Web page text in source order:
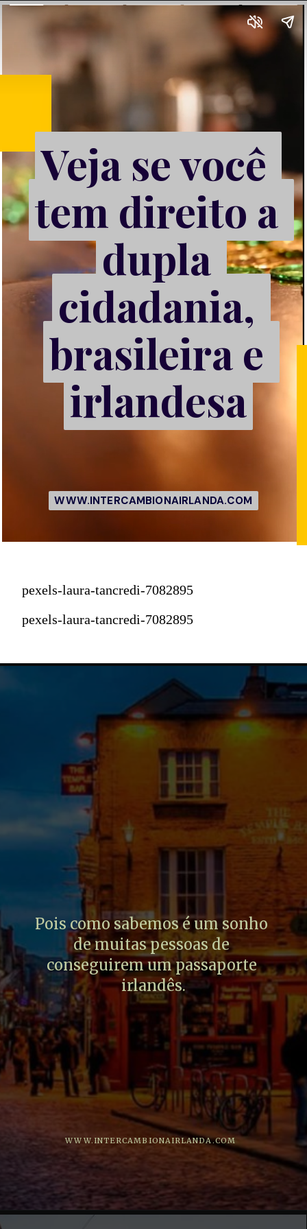
Veja se você
tem direito a
dupla
cidadania,
brasileira e
irlandesa
Veja se você
tem direito a
dupla
cidadania,
brasileira e
irlandesa
WWW.INTERCAMBIONAIRLANDA.COM
WWW.INTERCAMBIONAIRLANDA.COM
pexels-laura-tancredi-7082895
pexels-laura-tancredi-7082895
Pois como sabemos é um sonho
de muitas pessoas de
conseguirem um passaporte
irlandês.
WWW.INTERCAMBIONAIRLANDA.COM